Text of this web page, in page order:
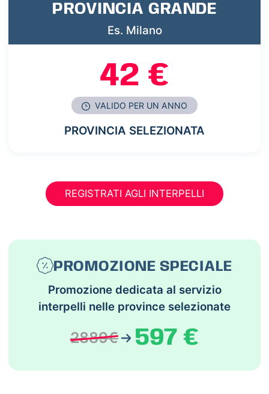
PROVINCIA GRANDE
Es. Milano
42 €
VALIDO PER UN ANNO
PROVINCIA SELEZIONATA
REGISTRATI AGLI INTERPELLI
PROMOZIONE SPECIALE
Promozione dedicata al servizio
interpelli nelle province selezionate
2889€ 597 €